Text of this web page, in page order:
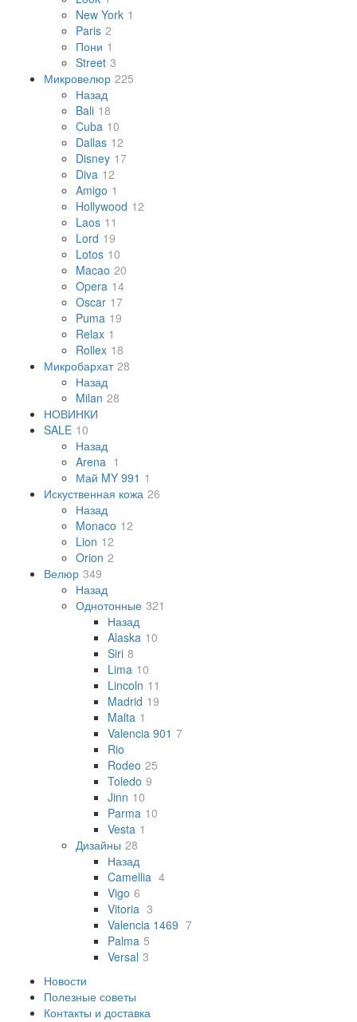
New York 1
Paris 2
Пони 1
Street 3
Микровелюр 225
Назад
Bali 18
Cuba 10
Dallas 12
Disney 17
Diva 12
Amigo 1
Hollywood 12
Laos 11
Lord 19
Lotos 10
Macao 20
Opera 14
Oscar 17
Puma 19
Relax 1
Rollex 18
Микробархат 28
Назад
Milan 28
НОВИНКИ
SALE 10
Назад
Arena 1
Май MY 991 1
Искуственная кожа 26
Назад
Monaco 12
Lion 12
Orion 2
Велюр 349
Назад
Однотонные 321
Назад
Alaska 10
Siri 8
Lima 10
Lincoln 11
Madrid 19
Malta 1
Valencia 901 7
Rio
Rodeo 25
Toledo 9
Jinn 10
Parma 10
Vesta 1
Дизайны 28
Назад
Camellia 4
Vigo 6
Vitoria 3
Valencia 1469 7
Palma 5
Versal 3
Новости
Полезные советы
Контакты и доставка